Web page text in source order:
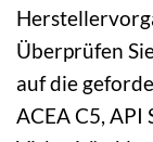
Überprüfen
auf die
ACEA C5, API